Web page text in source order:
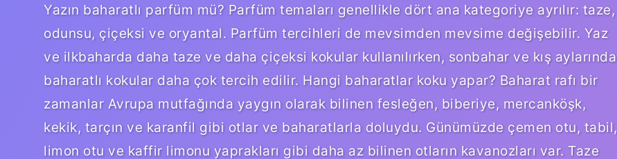
Yazın baharatlı parfüm mü? Parfüm temaları genellikle dört ana kategoriye ayrılır: taze,
odunsu, çiçeksi ve oryantal. Parfüm tercihleri ​​de mevsimden mevsime değişebilir. Yaz
ve ilkbaharda daha taze ve daha çiçeksi kokular kullanılırken, sonbahar ve kış aylarında
baharatlı kokular daha çok tercih edilir. Hangi baharatlar koku yapar? Baharat rafı bir
zamanlar Avrupa mutfağında yaygın olarak bilinen fesleğen, biberiye, mercanköşk,
kekik, tarçın ve karanfil gibi otlar ve baharatlarla doluydu. Günümüzde çemen otu, tabil,
limon otu ve kaffir limonu yaprakları gibi daha az bilinen otların kavanozları var. Taze